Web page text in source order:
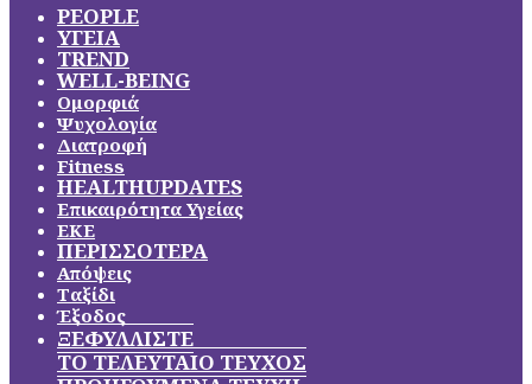
PEOPLE
ΥΓΕΙΑ
TREND
WELL-BEING
Ομορφιά
Ψυχολογία
Διατροφή
Fitness
HEALTHUPDATES
Επικαιρότητα Υγείας
ΕΚΕ
ΠΕΡΙΣΣΟΤΕΡΑ
Απόψεις
Ταξίδι
Έξοδος
ΞΕΦΥΛΛΙΣΤΕ
ΤΟ ΤΕΛΕΥΤΑΙΟ ΤΕΥΧΟΣ